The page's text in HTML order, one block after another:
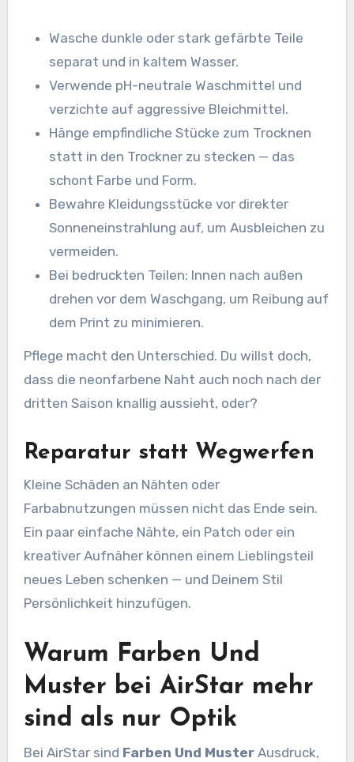
Wasche dunkle oder stark gefärbte Teile
separat und in kaltem Wasser.
Verwende pH-neutrale Waschmittel und
verzichte auf aggressive Bleichmittel.
Hänge empfindliche Stücke zum Trocknen
statt in den Trockner zu stecken — das
schont Farbe und Form.
Bewahre Kleidungsstücke vor direkter
Sonneneinstrahlung auf, um Ausbleichen zu
vermeiden.
Bei bedruckten Teilen: Innen nach außen
drehen vor dem Waschgang, um Reibung auf
dem Print zu minimieren.
Pflege macht den Unterschied. Du willst doch,
dass die neonfarbene Naht auch noch nach der
dritten Saison knallig aussieht, oder?
Reparatur statt Wegwerfen
Kleine Schäden an Nähten oder
Farbabnutzungen müssen nicht das Ende sein.
Ein paar einfache Nähte, ein Patch oder ein
kreativer Aufnäher können einem Lieblingsteil
neues Leben schenken — und Deinem Stil
Persönlichkeit hinzufügen.
Warum Farben Und
Muster bei AirStar mehr
sind als nur Optik
Bei AirStar sind Farben Und MusterAusdruck,